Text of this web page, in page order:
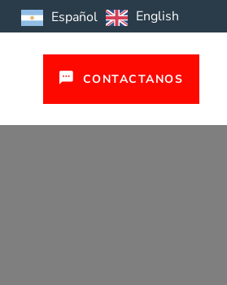
Español English
CONTACTANOS